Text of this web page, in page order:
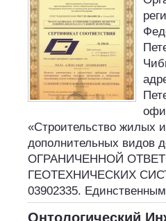
«Строительство жилых
дополнительных видов
ОГРАНИЧЕННОЙ
ГЕОТЕХНИЧЕСКИХ
03902335.
Онтологический